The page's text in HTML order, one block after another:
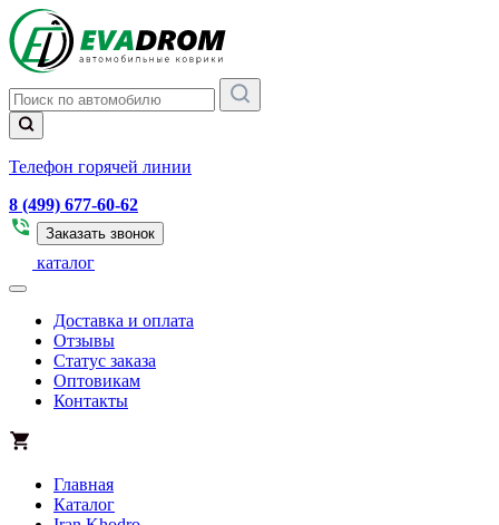
Телефон горячей линии
8 (499) 677-60-62
Заказать звонок
каталог
Доставка и оплата
Отзывы
Статус заказа
Оптовикам
Контакты
Главная
Каталог